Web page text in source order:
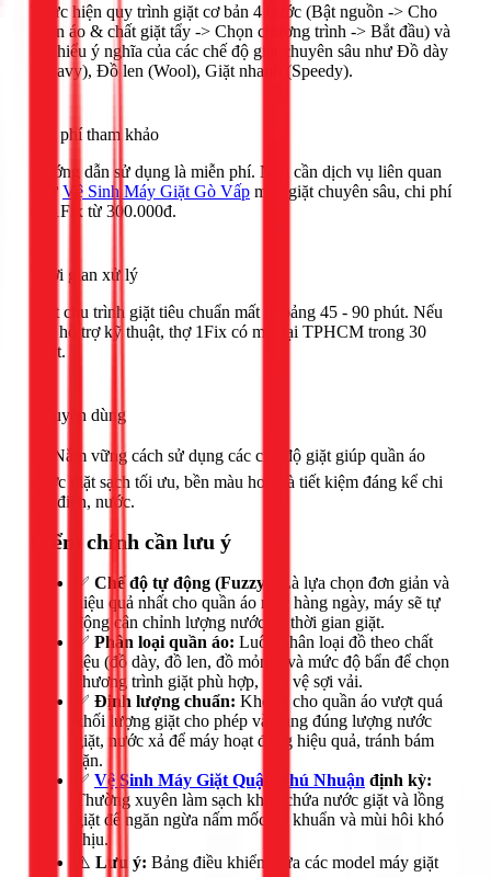
Thực hiện quy trình giặt cơ bản 4 bước (Bật nguồn -> Cho
quần áo & chất giặt tẩy -> Chọn chương trình -> Bắt đầu) và
tìm hiểu ý nghĩa của các chế độ giặt chuyên sâu như Đồ dày
(Heavy), Đồ len (Wool), Giặt nhanh (Speedy).
Chi phí tham khảo
Hướng dẫn sử dụng là miễn phí. Nếu cần dịch vụ liên quan
như Vệ Sinh Máy Giặt Gò Vấp máy giặt chuyên sâu, chi phí
tại 1Fix từ 300.000đ.
Thời gian xử lý
Một chu trình giặt tiêu chuẩn mất khoảng 45 - 90 phút. Nếu
cần hỗ trợ kỹ thuật, thợ 1Fix có mặt tại TPHCM trong 30
phút.
Khuyên dùng
🟢 Nắm vững cách sử dụng các chế độ giặt giúp quần áo
được giặt sạch tối ưu, bền màu hơn và tiết kiệm đáng kể chi
phí điện, nước.
Điểm chính cần lưu ý
✅ Chế độ tự động (Fuzzy):
Là lựa chọn đơn giản và
hiệu quả nhất cho quần áo mặc hàng ngày, máy sẽ tự
động cân chỉnh lượng nước và thời gian giặt.
✅ Phân loại quần áo: Luôn phân loại đồ theo chất
liệu (đồ dày, đồ len, đồ mỏng) và mức độ bẩn để chọn
chương trình giặt phù hợp, bảo vệ sợi vải.
✅ Định lượng chuẩn: Không cho quần áo vượt quá
khối lượng giặt cho phép và dùng đúng lượng nước
giặt, nước xả để máy hoạt động hiệu quả, tránh bám
cặn.
✅ Vệ Sinh Máy Giặt Quận Phú Nhuận định kỳ:
Thường xuyên làm sạch khay chứa nước giặt và lồng
giặt để ngăn ngừa nấm mốc, vi khuẩn và mùi hôi khó
chịu.
⚠️ Lưu ý: Bảng điều khiển giữa các model máy giặt